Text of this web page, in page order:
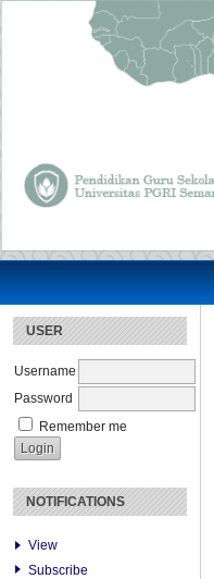
USER
Username
Password
Remember me
NOTIFICATIONS
View
Subscribe